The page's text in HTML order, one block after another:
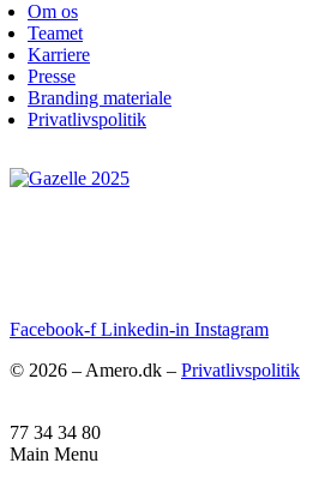
Om os
Teamet
Karriere
Presse
Branding materiale
Privatlivspolitik
Facebook-f Linkedin-in Instagram
© 2026 – Amero.dk – Privatlivspolitik
77 34 34 80
Main Menu